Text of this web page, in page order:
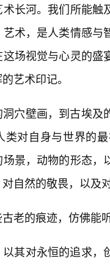
长河。我们所能
术，是人类情感
场视觉与心灵的
艺术印记。
穴壁画，到古埃
类对自身与世界的
景，动物的形态
自然的敬畏，以及
老的痕迹，仿佛能
其对永恒的追求